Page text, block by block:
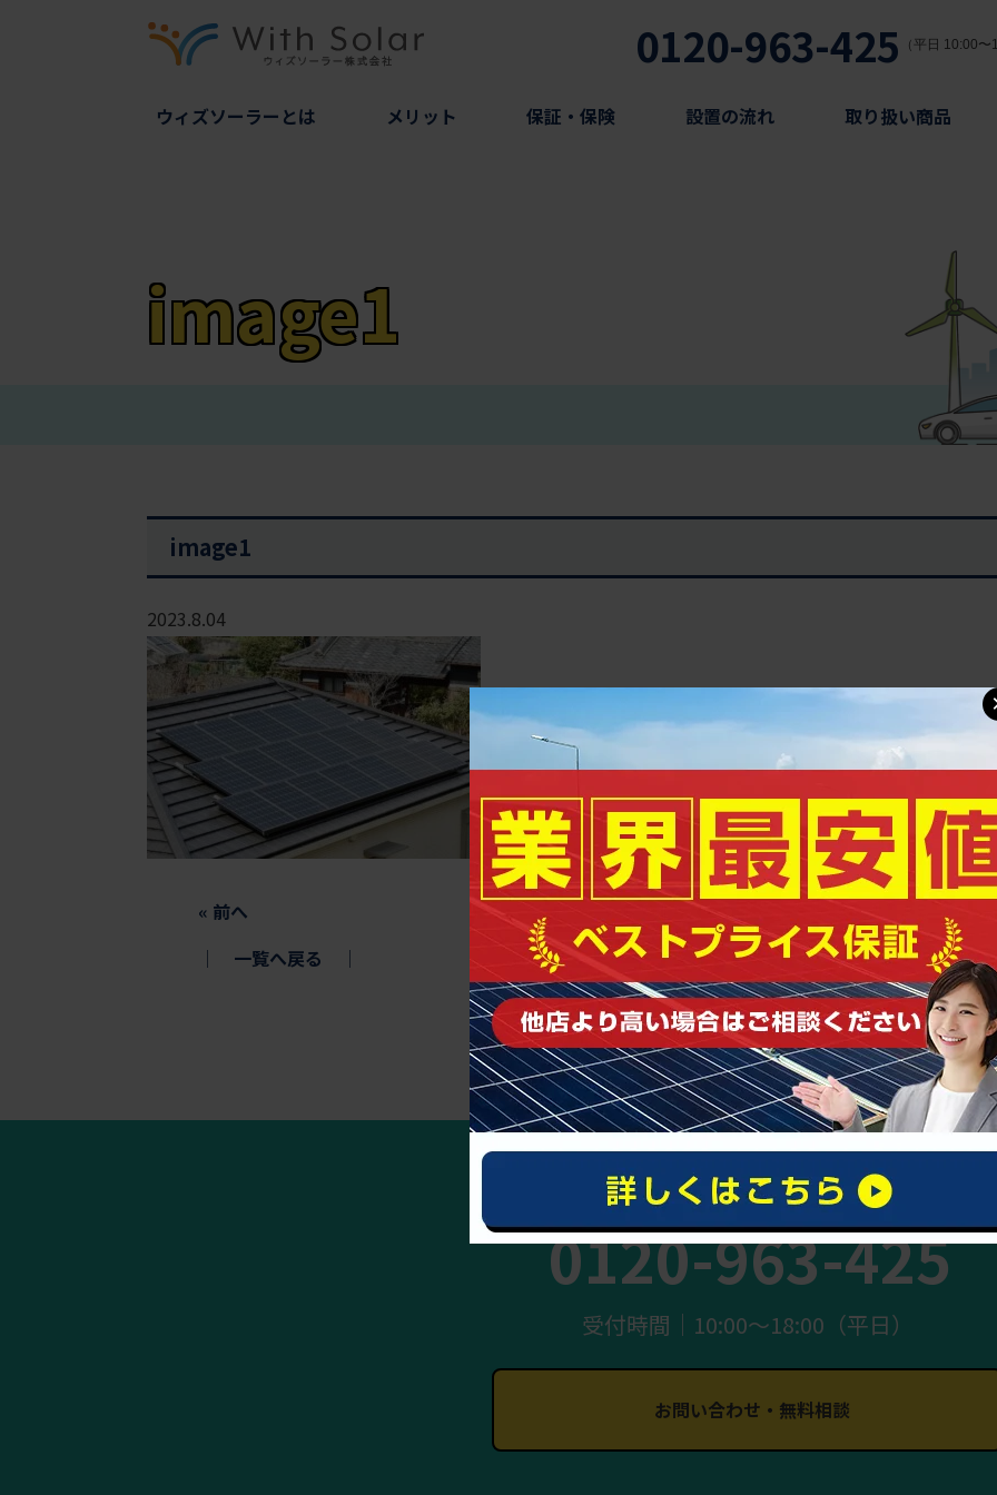
0120-963-425 （平日 10:00
ウィズソーラーとは メリット 保証・保険 設置の流れ 取り扱い商品
image1
image1
2023.8.04
« 前へ
│ 一覧へ戻る │
まずはお気軽にご相談ください
0120-963-425
受付時間｜10:00〜18:00（平日）
お問い合わせ・無料相談